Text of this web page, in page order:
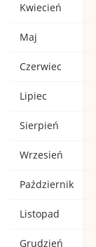
Kwiecień
Maj
Czerwiec
Lipiec
Sierpień
Wrzesień
Październik
Listopad
Grudzień